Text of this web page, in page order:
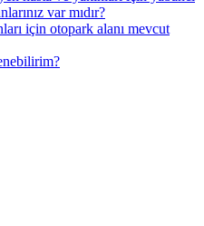
var mıdır?
için otopark alanı mevcut